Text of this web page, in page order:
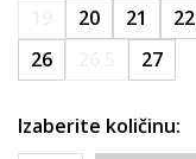
20 21 22
26
27
Izaberite količinu: